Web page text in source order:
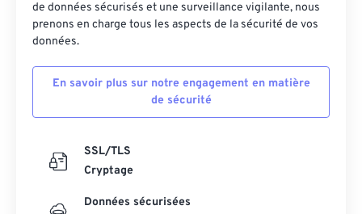
de données sécurisés et une surveillance vigilante, nous
prenons en charge tous les aspects de la sécurité de vos
données.
En savoir plus sur notre engagement en matière
de sécurité
SSL/TLS
Cryptage
Données sécurisées